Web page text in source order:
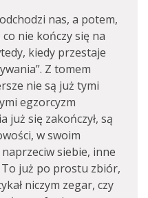
nas, a potem,
nie kończy się na
kiedy przestaje
Z tomem
nie są już tymi
egzorcyzm
już się zakończył, są
w swoim
siebie, inne
już po prostu zbiór,
niczym zegar, czy